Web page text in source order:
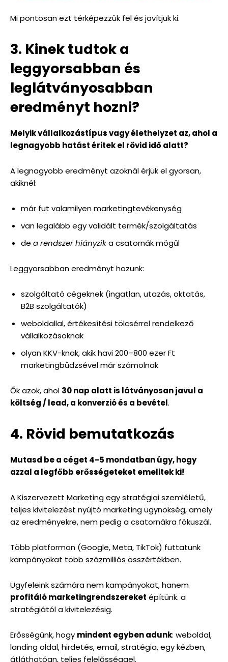
Mi pontosan ezt térképezzük fel és javítjuk ki.
3. Kinek tudtok a
leggyorsabban és
leglátványosabban
eredményt hozni?
Melyik vállalkozástípus vagy élethelyzet az, ahol a
legnagyobb hatást éritek el rövid idő alatt?
A legnagyobb eredményt azoknál érjük el gyorsan,
akiknél:
már fut valamilyen marketingtevékenység
van legalább egy validált termék/szolgáltatás
de a rendszer hiányzika csatornák mögül
Leggyorsabban eredményt hozunk:
szolgáltató cégeknek (ingatlan, utazás, oktatás,
B2B szolgáltatók)
weboldallal, értékesítési tölcsérrel rendelkező
vállalkozásoknak
olyan KKV-knak, akik havi 200–800 ezer Ft
marketingbüdzsével már számolnak
Ők azok, ahol 30 nap alatt is látványosan javul a
költség / lead, a konverzió és a bevétel.
4. Rövid bemutatkozás
Mutasd be a céget 4-5 mondatban úgy, hogy
azzal a legfőbb erősségeteket emelitek ki!
A Kiszervezett Marketing egy stratégiai szemléletű,
teljes kivitelezést nyújtó marketing ügynökség, amely
az eredményekre, nem pedig a csatornákra fókuszál.
Több platformon (Google, Meta, TikTok) futtatunk
kampányokat több százmilliós összértékben.
Ügyfeleink számára nem kampányokat, hanem
profitáló marketingrendszereket építünk. a
stratégiától a kivitelezésig.
Erősségünk, hogy mindent egyben adunk: weboldal,
landing oldal, hirdetés, email, stratégia, egy kézben,
átláthatóan, teljes felelősséggel.